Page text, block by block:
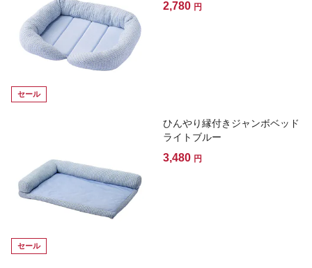
セール
2,780 円
セール
ひんやり縁付きジャンボベッド
ライトブルー
3,480 円